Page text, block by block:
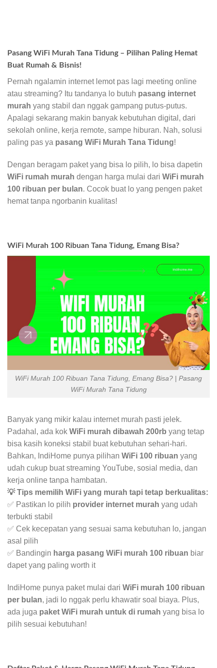
Pasang WiFi Murah Tana Tidung – Pilihan Paling Hemat
Buat Rumah & Bisnis!
Pernah ngalamin internet lemot pas lagi meeting online
atau streaming? Itu tandanya lo butuh pasang internet
murah yang stabil dan nggak gampang putus-putus.
Apalagi sekarang makin banyak kebutuhan digital, dari
sekolah online, kerja remote, sampe hiburan. Nah, solusi
paling pas ya pasang WiFi Murah Tana Tidung!
Dengan beragam paket yang bisa lo pilih, lo bisa dapetin
WiFi rumah murah dengan harga mulai dari WiFi murah
100 ribuan per bulan. Cocok buat lo yang pengen paket
hemat tanpa ngorbanin kualitas!
WiFi Murah 100 Ribuan Tana Tidung, Emang Bisa?
WiFi Murah 100 Ribuan Tana Tidung, Emang Bisa? | Pasang
WiFi Murah Tana Tidung
Banyak yang mikir kalau internet murah pasti jelek.
Padahal, ada kok WiFi murah dibawah 200rb yang tetap
bisa kasih koneksi stabil buat kebutuhan sehari-hari.
Bahkan, IndiHome punya pilihan WiFi 100 ribuan yang
udah cukup buat streaming YouTube, sosial media, dan
kerja online tanpa hambatan.
💡 Tips memilih WiFi yang murah tapi tetap berkualitas:
✅ Pastikan lo pilih provider internet murah yang udah
terbukti stabil
✅ Cek kecepatan yang sesuai sama kebutuhan lo, jangan
asal pilih
✅ Bandingin harga pasang WiFi murah 100 ribuan biar
dapet yang paling worth it
IndiHome punya paket mulai dari WiFi murah 100 ribuan
per bulan, jadi lo nggak perlu khawatir soal biaya. Plus,
ada juga paket WiFi murah untuk di rumah yang bisa lo
pilih sesuai kebutuhan!